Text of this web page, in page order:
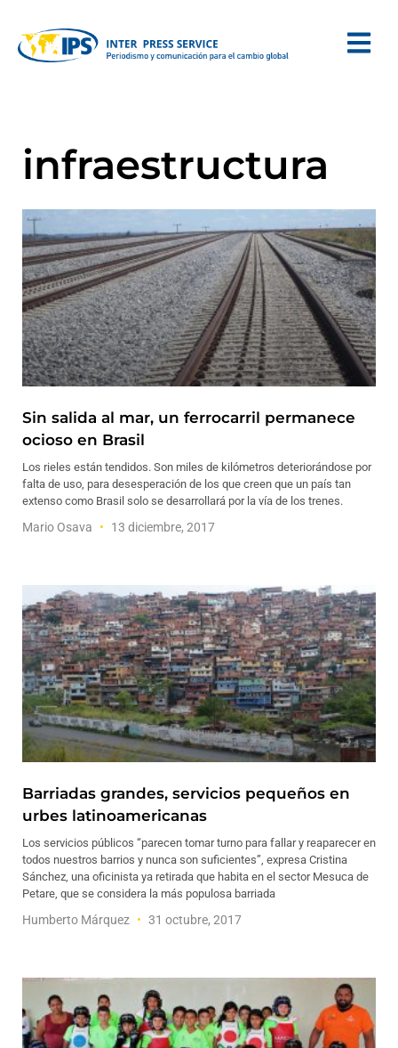
infraestructura
Sin salida al mar, un ferrocarril permanece
ocioso en Brasil
Los rieles están tendidos. Son miles de kilómetros deteriorándose por
falta de uso, para desesperación de los que creen que un país tan
extenso como Brasil solo se desarrollará por la vía de los trenes.
Mario Osava 13 diciembre, 2017
Barriadas grandes, servicios pequeños en
urbes latinoamericanas
Los servicios públicos “parecen tomar turno para fallar y reaparecer en
todos nuestros barrios y nunca son suficientes”, expresa Cristina
Sánchez, una oficinista ya retirada que habita en el sector Mesuca de
Petare, que se considera la más populosa barriada
Humberto Márquez 31 octubre, 2017